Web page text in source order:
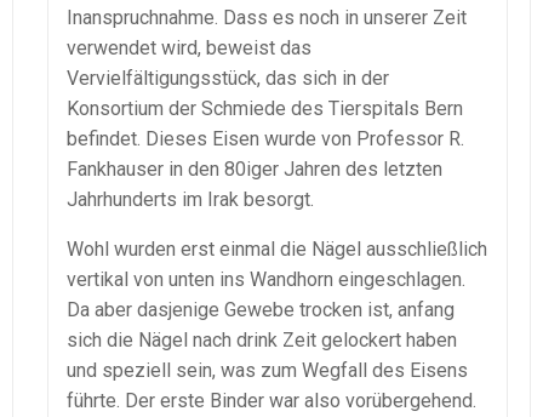
Inanspruchnahme. Dass es noch in unserer Zeit
verwendet wird, beweist das
Vervielfältigungsstück, das sich in der
Konsortium der Schmiede des Tierspitals Bern
befindet. Dieses Eisen wurde von Professor R.
Fankhauser in den 80iger Jahren des letzten
Jahrhunderts im Irak besorgt.
Wohl wurden erst einmal die Nägel ausschließlich
vertikal von unten ins Wandhorn eingeschlagen.
Da aber dasjenige Gewebe trocken ist, anfang
sich die Nägel nach drink Zeit gelockert haben
und speziell sein, was zum Wegfall des Eisens
führte. Der erste Binder war also vorübergehend.